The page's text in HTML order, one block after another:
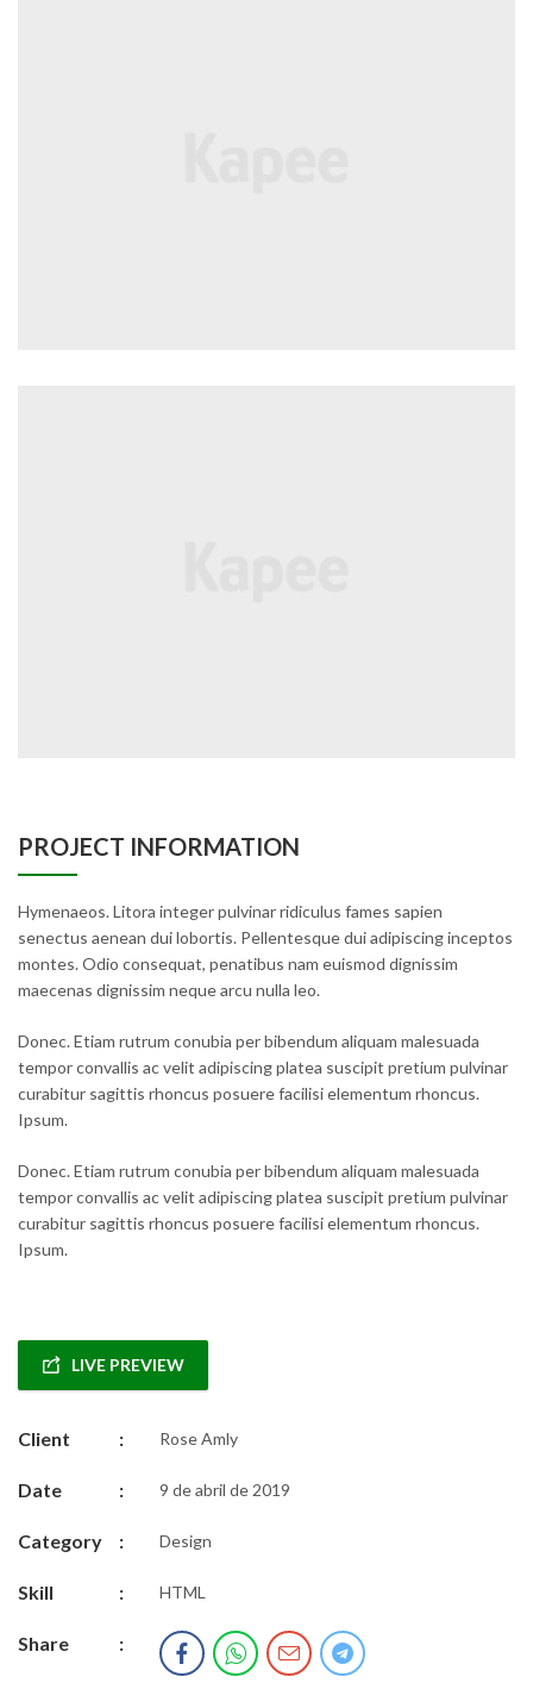
PROJECT INFORMATION
Hymenaeos. Litora integer pulvinar ridiculus fames sapien
senectus aenean dui lobortis. Pellentesque dui adipiscing inceptos
montes. Odio consequat, penatibus nam euismod dignissim
maecenas dignissim neque arcu nulla leo.
Donec. Etiam rutrum conubia per bibendum aliquam malesuada
tempor convallis ac velit adipiscing platea suscipit pretium pulvinar
curabitur sagittis rhoncus posuere facilisi elementum rhoncus.
Ipsum.
Donec. Etiam rutrum conubia per bibendum aliquam malesuada
tempor convallis ac velit adipiscing platea suscipit pretium pulvinar
curabitur sagittis rhoncus posuere facilisi elementum rhoncus.
Ipsum.
LIVE PREVIEW
Client : Rose Amly
Date : 9 de abril de 2019
Category : Design
Skill : HTML
Share :